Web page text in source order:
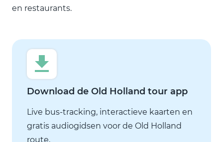
en restaurants.
Download de Old Holland tour app
Live bus-tracking, interactieve kaarten en
gratis audiogidsen voor de Old Holland
route.